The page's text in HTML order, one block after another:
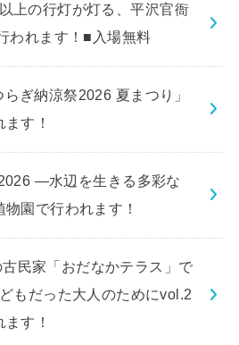
上の行灯が灯る、平沢官衙
われます！■入場無料
ぎ納涼祭2026 夏まつり」
す！
―水辺を生きる多彩な
園で行われます！
民家「おだなかテラス」で
もだった大人のためにvol.2
す！